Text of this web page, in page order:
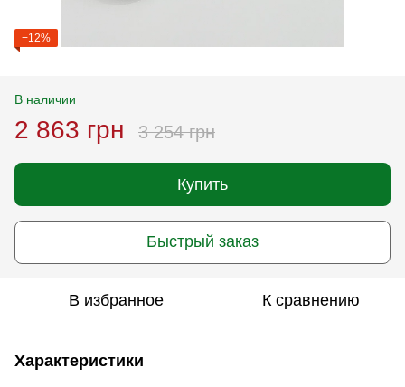
−12%
В наличии
2 863 грн 3 254 грн
Купить
Быстрый заказ
В избранное К сравнению
Характеристики